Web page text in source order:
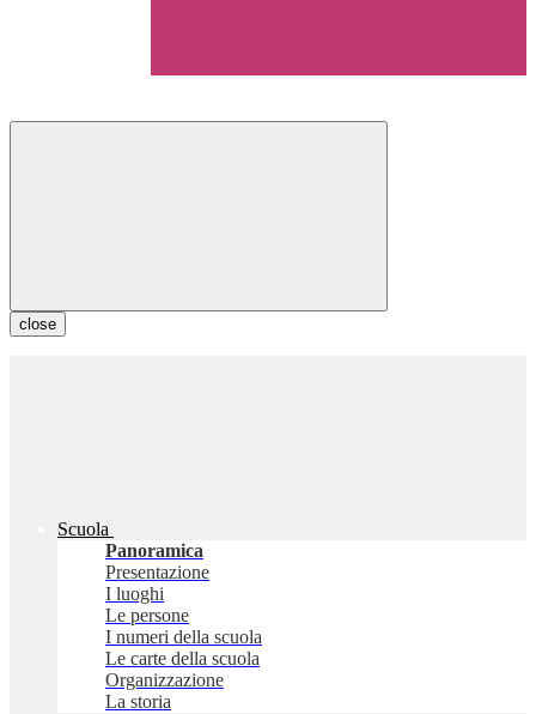
close
Scuola
Panoramica
Presentazione
I luoghi
Le persone
I numeri della scuola
Le carte della scuola
Organizzazione
La storia